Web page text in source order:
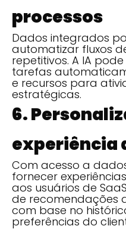
processos
Dados integrados
automatizar fluxos
repetitivos. A IA
tarefas
e recursos para
estratégicas.
6.
experiência
Com acesso a
fornecer
aos usuários de
de recomendações
com base no
preferências do